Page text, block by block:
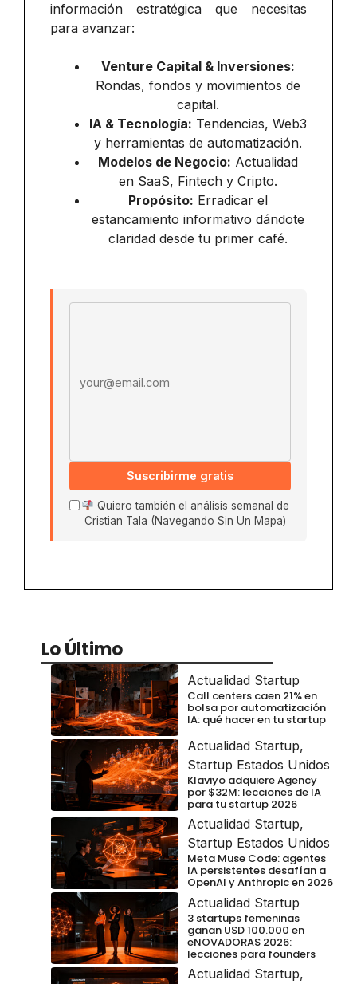
información estratégica que necesitas
para avanzar:
Venture Capital & Inversiones:
Rondas, fondos y movimientos de
capital.
IA & Tecnología: Tendencias, Web3
y herramientas de automatización.
Modelos de Negocio: Actualidad
en SaaS, Fintech y Cripto.
Propósito: Erradicar el
estancamiento informativo dándote
claridad desde tu primer café.
Suscribirme gratis
Quiero también el análisis semanal de
Cristian Tala (Navegando Sin Un Mapa)
Lo Último
Actualidad Startup
Call centers caen 21% en
bolsa por automatización
IA: qué hacer en tu startup
Actualidad Startup,
Startup Estados Unidos
Klaviyo adquiere Agency
por $32M: lecciones de IA
para tu startup 2026
Actualidad Startup,
Startup Estados Unidos
Meta Muse Code: agentes
IA persistentes desafían a
OpenAI y Anthropic en 2026
Actualidad Startup
3 startups femeninas
ganan USD 100.000 en
eNOVADORAS 2026:
lecciones para founders
Actualidad Startup,